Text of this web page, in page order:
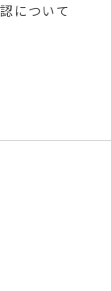
について